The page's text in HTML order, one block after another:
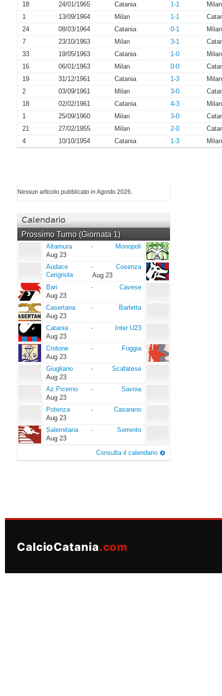
18
24/01/1965 Catania 1-1
Milan
1
13/09/1964 Milan 1-1
24
08/03/1964 Catania 0-1
Milan
7
23/10/1963 Milan 3-1
33
19/05/1963 Catania 1-0
Milan
16
06/01/1963 Milan 0-0
19
31/12/1961 Catania 1-3
Milan
2
03/09/1961 Milan 3-0
18
02/02/1961 Catania 4-3
Milan
1
25/09/1960 Milan 3-0
21
27/02/1955 Milan 2-0
4
10/10/1954 Catania 1-3 Milan
Nessun articolo pubblicato in Agosto 2026.
Calendario
Prossimo Turno (Giornata 1)
Altamura
Altamura -
Monopoli
Aug 23
Audace
Cerignola
Audace
Cerignola
-
Cosenza
Aug 23
Bari
Bari -
Cavese
Aug 23
Casertana
Casertana -
Barletta
Aug 23
Catania
Catania -
Inter U23
Aug 23
Crotone
Crotone -
Foggia
Aug 23
Giugliano
Giugliano -
Scafatese
Aug 23
Az
Picerno
Az Picerno -
Savoia
Aug 23
Potenza
Potenza -
Casarano
Aug 23
Salernitana
Salernitana -
Sorrento
Aug 23
Consulta il calendario
CalcioCatania.com